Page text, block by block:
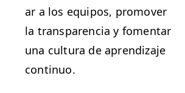
ar a los equipos, pro­mover
la trans­paren­cia y fomen­tar
una cul­tura de apren­diza­je
continuo.